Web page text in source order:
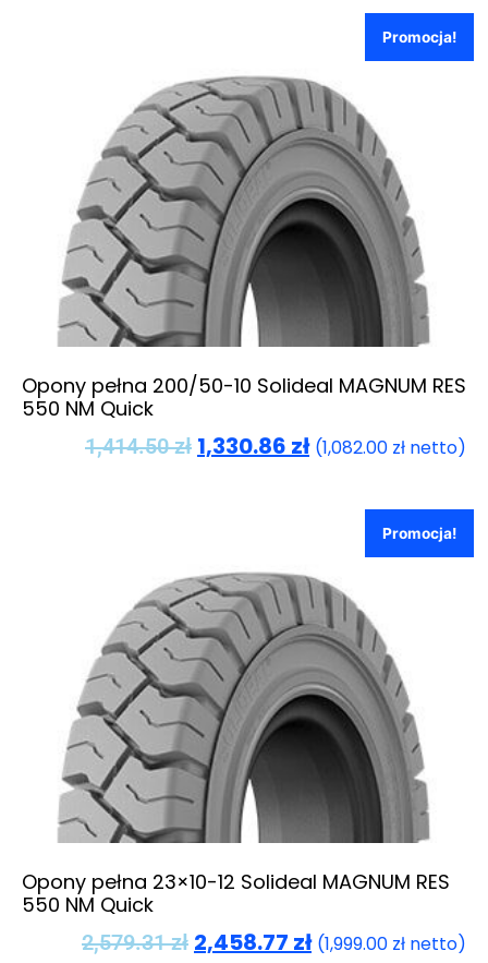
Promocja!
Opony pełna 200/50-10 Solideal MAGNUM RES
550 NM Quick
1,414.50zł 1,330.86 zł (1,082.00 zł netto)
Promocja!
Opony pełna 23×10-12 Solideal MAGNUM RES
550 NM Quick
2,579.31zł 2,458.77 zł (1,999.00 zł netto)